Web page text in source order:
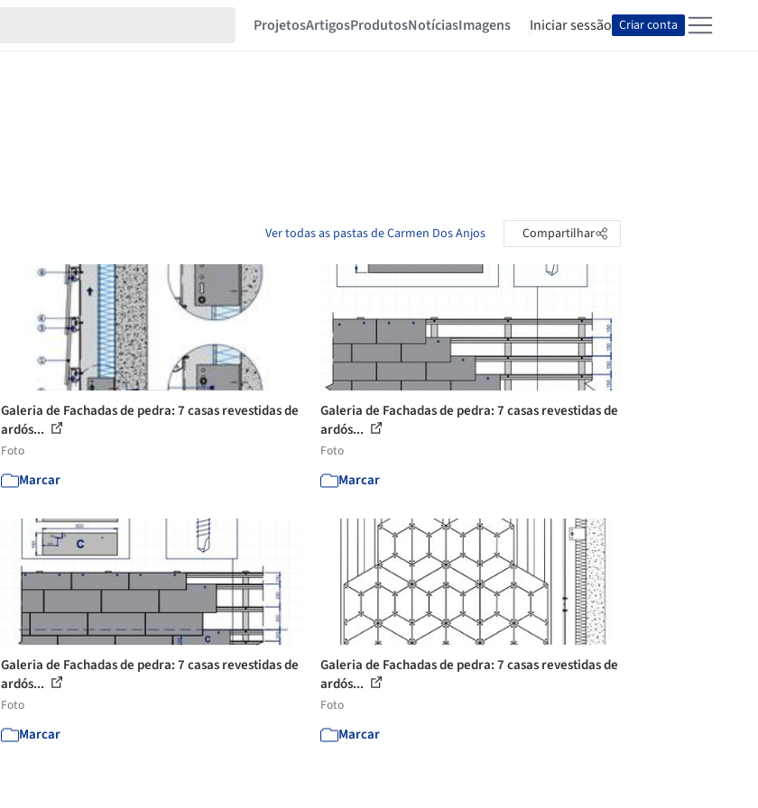
ProjetosArtigosProdutosNotíciasImagens Iniciar sessão Criar conta
Ver todas as pastas de Carmen Dos Anjos Compartilhar
Galeria de Fachadas de pedra: 7 casas revestidas de
ardós...
Foto
Marcar
Galeria de Fachadas de pedra: 7 casas revestidas de
ardós...
Foto
Marcar
Galeria de Fachadas de pedra: 7 casas revestidas de
ardós...
Foto
Marcar
Galeria de Fachadas de pedra: 7 casas revestidas de
ardós...
Foto
Marcar